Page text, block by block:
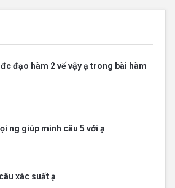
đạo hàm 2 vế vậy ạ trong bài hàm
ng giúp mình câu 5 với ạ
xác suất ạ